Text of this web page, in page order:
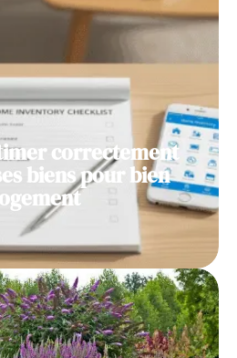
correctement
biens pour bien